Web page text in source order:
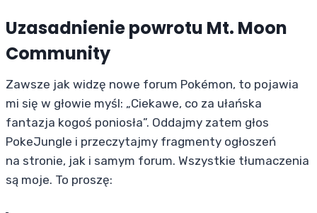
Uzasadnienie powrotu Mt. Moon
Community
Zawsze jak widzę nowe forum Pokémon, to pojawia
mi się w głowie myśl: „Ciekawe, co za ułańska
fantazja kogoś poniosła”. Oddajmy zatem głos
PokeJungle i przeczytajmy fragmenty ogłoszeń
na stronie, jak i samym forum. Wszystkie tłumaczenia
są moje. To proszę: